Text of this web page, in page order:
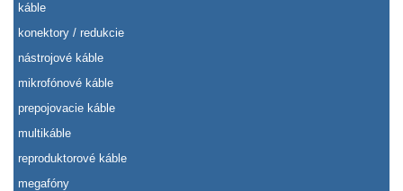
káble
konektory / redukcie
nástrojové káble
mikrofónové káble
prepojovacie káble
multikáble
reproduktorové káble
megafóny